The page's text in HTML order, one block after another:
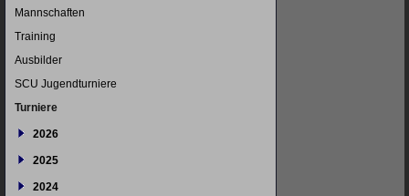
Mannschaften
Training
Ausbilder
SCU Jugendturniere
Turniere
2026
2025
2024